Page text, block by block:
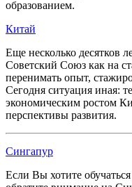
образованием.
Китай
Еще несколько десятков
Советский Союз как на
перенимать опыт,
Сегодня ситуация иная:
экономическим ростом
перспективы развития.
Сингапур
Если Вы хотите